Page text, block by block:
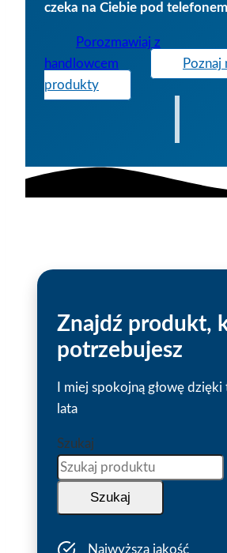
czeka na Ciebie pod
Porozmawiaj z
handlowcem
Poznaj
produkty
Znajdź produkt,
potrzebujesz
I miej spokojną głowę dzięki
lata
Szukaj
Szukaj
Najwyższa jakość